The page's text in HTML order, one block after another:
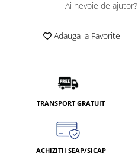
Ai nevoie de ajutor?
Adauga la Favorite
TRANSPORT GRATUIT
ACHIZIȚII SEAP/SICAP